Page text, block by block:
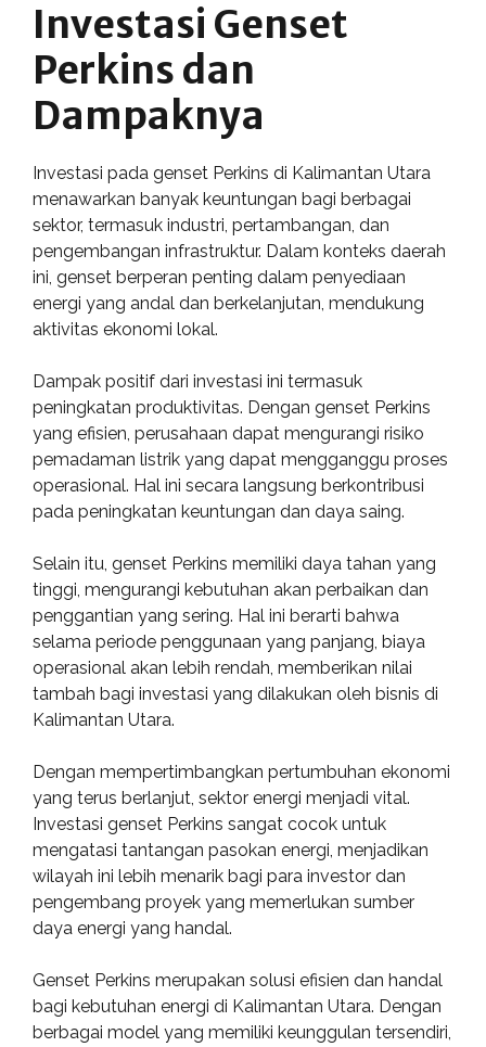
Investasi Genset
Perkins dan
Dampaknya
Investasi pada genset Perkins di Kalimantan Utara
menawarkan banyak keuntungan bagi berbagai
sektor, termasuk industri, pertambangan, dan
pengembangan infrastruktur. Dalam konteks daerah
ini, genset berperan penting dalam penyediaan
energi yang andal dan berkelanjutan, mendukung
aktivitas ekonomi lokal.
Dampak positif dari investasi ini termasuk
peningkatan produktivitas. Dengan genset Perkins
yang efisien, perusahaan dapat mengurangi risiko
pemadaman listrik yang dapat mengganggu proses
operasional. Hal ini secara langsung berkontribusi
pada peningkatan keuntungan dan daya saing.
Selain itu, genset Perkins memiliki daya tahan yang
tinggi, mengurangi kebutuhan akan perbaikan dan
penggantian yang sering. Hal ini berarti bahwa
selama periode penggunaan yang panjang, biaya
operasional akan lebih rendah, memberikan nilai
tambah bagi investasi yang dilakukan oleh bisnis di
Kalimantan Utara.
Dengan mempertimbangkan pertumbuhan ekonomi
yang terus berlanjut, sektor energi menjadi vital.
Investasi genset Perkins sangat cocok untuk
mengatasi tantangan pasokan energi, menjadikan
wilayah ini lebih menarik bagi para investor dan
pengembang proyek yang memerlukan sumber
daya energi yang handal.
Genset Perkins merupakan solusi efisien dan handal
bagi kebutuhan energi di Kalimantan Utara. Dengan
berbagai model yang memiliki keunggulan tersendiri,